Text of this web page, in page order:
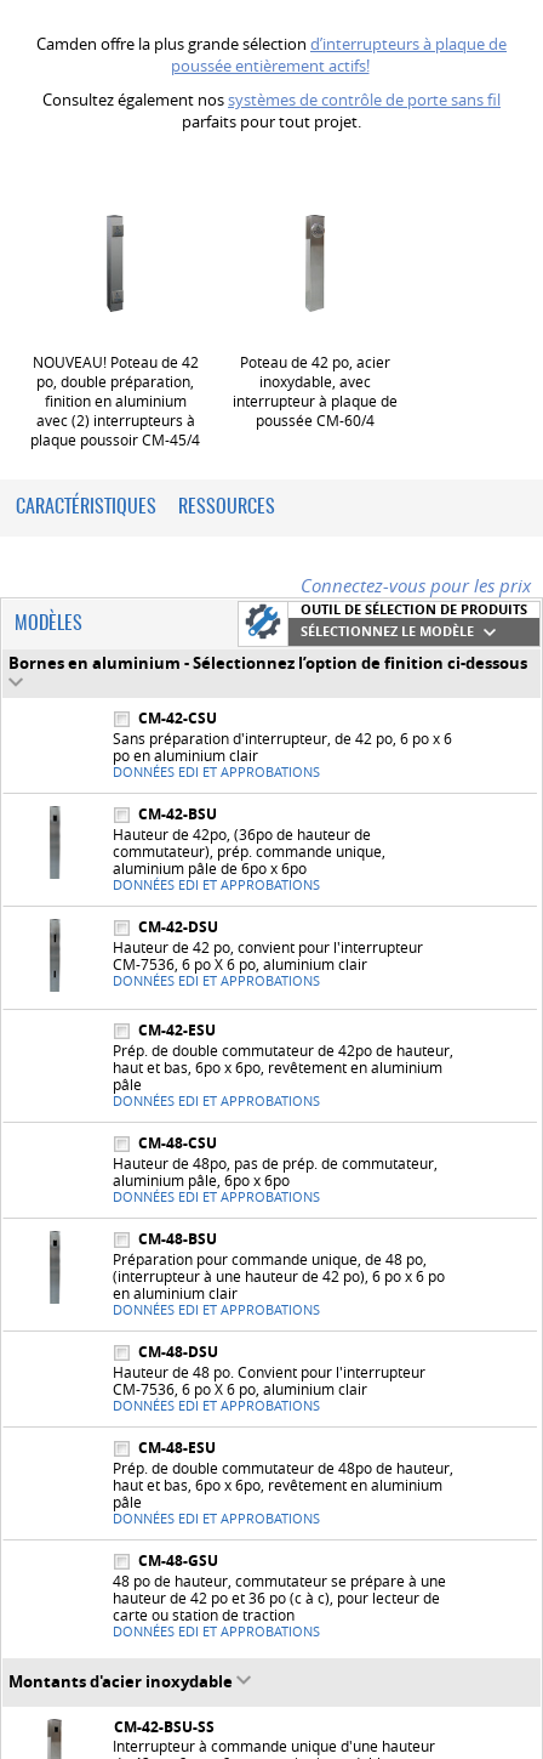
Camden offre la plus grande sélection d’interrupteurs à plaque de
poussée entièrement actifs!
Consultez également nossystèmes de contrôle de porte sans fil
parfaits pour tout projet.
NOUVEAU! Poteau de 42
po, double préparation,
finition en aluminium
avec (2) interrupteurs à
plaque poussoir CM-45/4
Poteau de 42 po, acier
inoxydable, avec
interrupteur à plaque de
poussée CM-60/4
CARACTÉRISTIQUES RESSOURCES
Connectez-vous pour les prix
MODÈLES
OUTIL DE SÉLECTION DE PRODUITS
SÉLECTIONNEZ LE MODÈLE
Bornes en aluminium - Sélectionnez l’option de finition ci-dessous
CM-42-CSU
Sans préparation d'interrupteur, de 42 po, 6 po x 6
po en aluminium clair
DONNÉES EDI ET APPROBATIONS
CM-42-BSU
Hauteur de 42po, (36po de hauteur de
commutateur), prép. commande unique,
aluminium pâle de 6po x 6po
DONNÉES EDI ET APPROBATIONS
CM-42-DSU
Hauteur de 42 po, convient pour l'interrupteur
CM-7536, 6 po X 6 po, aluminium clair
DONNÉES EDI ET APPROBATIONS
CM-42-ESU
Prép. de double commutateur de 42po de hauteur,
haut et bas, 6po x 6po, revêtement en aluminium
pâle
DONNÉES EDI ET APPROBATIONS
CM-48-CSU
Hauteur de 48po, pas de prép. de commutateur,
aluminium pâle, 6po x 6po
DONNÉES EDI ET APPROBATIONS
CM-48-BSU
Préparation pour commande unique, de 48 po,
(interrupteur à une hauteur de 42 po), 6 po x 6 po
en aluminium clair
DONNÉES EDI ET APPROBATIONS
CM-48-DSU
Hauteur de 48 po. Convient pour l'interrupteur
CM-7536, 6 po X 6 po, aluminium clair
DONNÉES EDI ET APPROBATIONS
CM-48-ESU
Prép. de double commutateur de 48po de hauteur,
haut et bas, 6po x 6po, revêtement en aluminium
pâle
DONNÉES EDI ET APPROBATIONS
CM-48-GSU
48 po de hauteur, commutateur se prépare à une
hauteur de 42 po et 36 po (c à c), pour lecteur de
carte ou station de traction
DONNÉES EDI ET APPROBATIONS
Montants d'acier inoxydable
CM-42-BSU-SS
Interrupteur à commande unique d'une hauteur